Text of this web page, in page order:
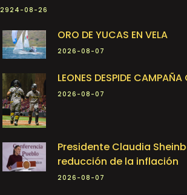
2924-08-26
ORO DE YUCAS EN VELA
2026-08-07
LEONES DESPIDE
2026-08-07
Presidente Claudia
reducción de la inflación
2026-08-07